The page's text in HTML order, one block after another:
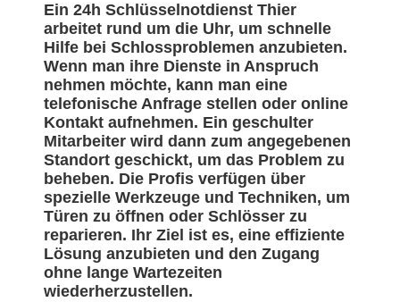
Ein 24h Schlüsselnotdienst Thier
arbeitet rund um die Uhr, um schnelle
Hilfe bei Schlossproblemen anzubieten.
Wenn man ihre Dienste in Anspruch
nehmen möchte, kann man eine
telefonische Anfrage stellen oder online
Kontakt aufnehmen. Ein geschulter
Mitarbeiter wird dann zum angegebenen
Standort geschickt, um das Problem zu
beheben. Die Profis verfügen über
spezielle Werkzeuge und Techniken, um
Türen zu öffnen oder Schlösser zu
reparieren. Ihr Ziel ist es, eine effiziente
Lösung anzubieten und den Zugang
ohne lange Wartezeiten
wiederherzustellen.